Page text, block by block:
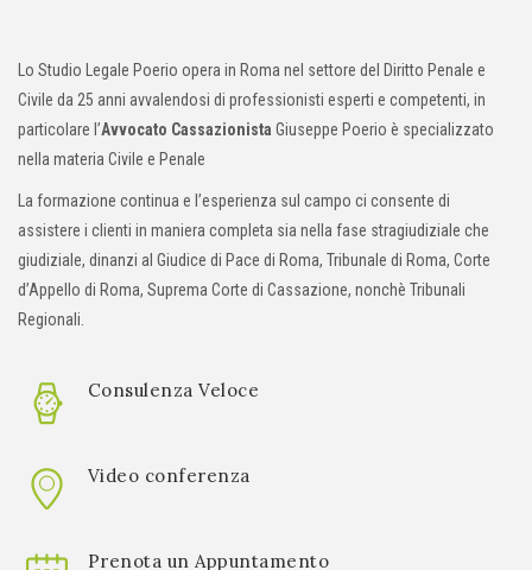
Lo Studio Legale Poerio opera in Roma nel settore del Diritto Penale e
Civile da 25 anni avvalendosi di professionisti esperti e competenti, in
particolare l’Avvocato Cassazionista Giuseppe Poerio è specializzato
nella materia Civile e Penale
La formazione continua e l’esperienza sul campo ci consente di
assistere i clienti in maniera completa sia nella fase stragiudiziale che
giudiziale, dinanzi al Giudice di Pace di Roma, Tribunale di Roma, Corte
d’Appello di Roma, Suprema Corte di Cassazione, nonchè Tribunali
Regionali.
Consulenza Veloce
Video conferenza
Prenota un Appuntamento